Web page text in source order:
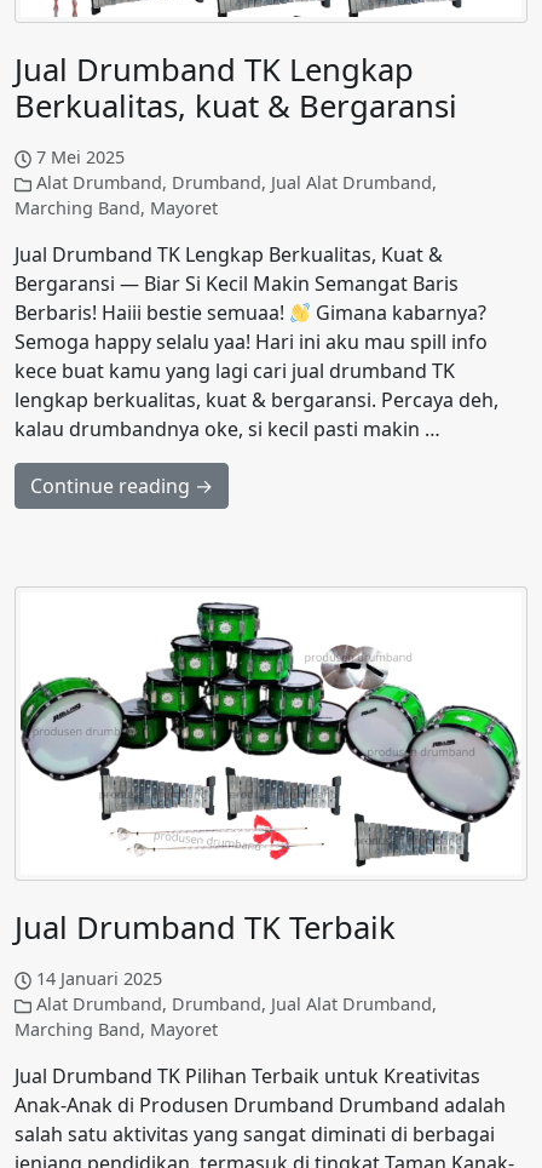
Jual Drumband TK Lengkap
Berkualitas, kuat & Bergaransi
7 Mei 2025
Alat Drumband, Drumband, Jual Alat Drumband,
Marching Band, Mayoret
Jual Drumband TK Lengkap Berkualitas, Kuat &
Bergaransi — Biar Si Kecil Makin Semangat Baris
Berbaris! Haiii bestie semuaa!
Gimana kabarnya?
Semoga happy selalu yaa! Hari ini aku mau spill info
kece buat kamu yang lagi cari jual drumband TK
lengkap berkualitas, kuat & bergaransi. Percaya deh,
kalau drumbandnya oke, si kecil pasti makin …
Continue reading →
Jual Drumband TK Terbaik
14 Januari 2025
Alat Drumband, Drumband, Jual Alat Drumband,
Marching Band, Mayoret
Jual Drumband TK Pilihan Terbaik untuk Kreativitas
Anak-Anak di Produsen Drumband Drumband adalah
salah satu aktivitas yang sangat diminati di berbagai